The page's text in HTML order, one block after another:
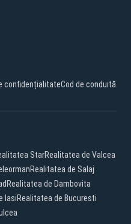
confidențialitateCod de conduită
StarRealitatea de Valcea
Realitatea de Salaj
Realitatea de Dambovita
IasiRealitatea de Bucuresti